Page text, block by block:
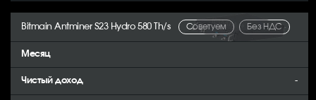
Bitmain Antminer S23 Hydro 580 Th/s Советуем Без НДС
-